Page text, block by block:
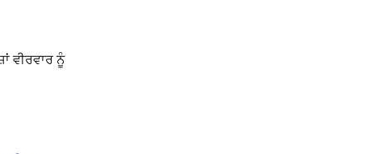
ਵੀਰਵਾਰ ਨੂੰ